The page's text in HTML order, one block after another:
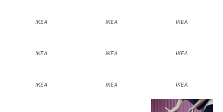
IKEA IKEA IKEA
IKEA IKEA IKEA
IKEA IKEA IKEA